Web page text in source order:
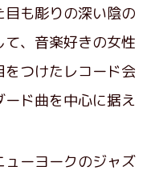
も彫りの深い陰の
、音楽好きの女性
つけたレコード会
ド曲を中心に据え
ーヨークのジャズ